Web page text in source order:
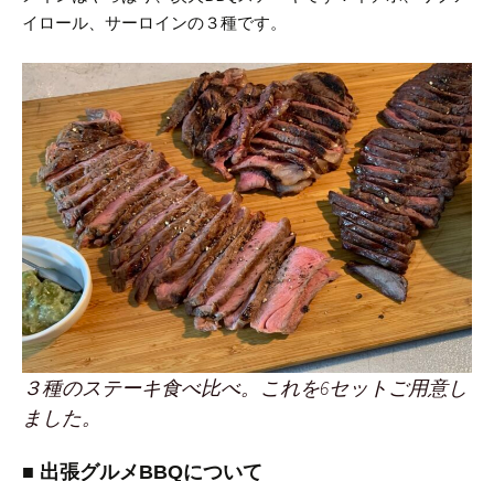
イロール、サーロインの３種です。
３種のステーキ食べ比べ。これを6セットご用意し
ました。
■ 出張グルメBBQについて